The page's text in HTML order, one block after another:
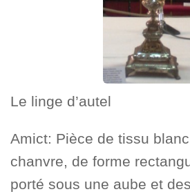
Le linge d’autel
Amict: Pièce de tissu
chanvre, de forme
porté sous une aube et